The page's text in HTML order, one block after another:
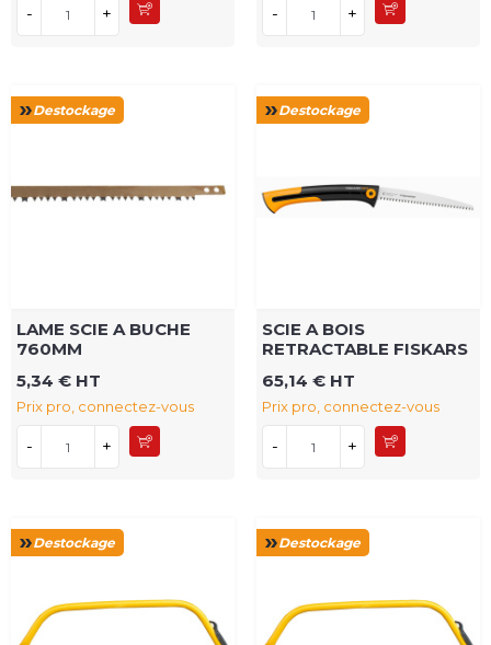
- + - +
Destockage
LAME SCIE A BUCHE
760MM
5,34 € HT
Prix pro, connectez-vous
- +
Destockage
SCIE A BOIS
RETRACTABLE FISKARS
65,14 € HT
Prix pro, connectez-vous
- +
Destockage Destockage